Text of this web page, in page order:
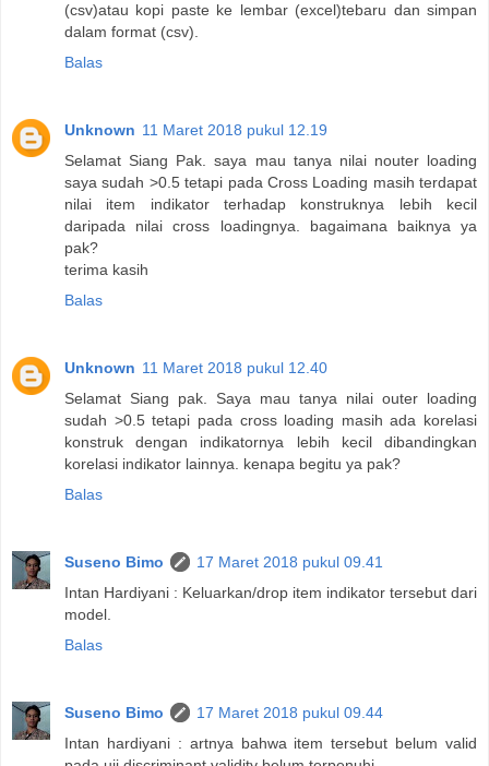
(csv)atau kopi paste ke lembar (excel)tebaru dan simpan
dalam format (csv).
Balas
Unknown 11 Maret 2018 pukul 12.19
Selamat Siang Pak. saya mau tanya nilai nouter loading
saya sudah >0.5 tetapi pada Cross Loading masih terdapat
nilai item indikator terhadap konstruknya lebih kecil
daripada nilai cross loadingnya. bagaimana baiknya ya
pak?
terima kasih
Balas
Unknown 11 Maret 2018 pukul 12.40
Selamat Siang pak. Saya mau tanya nilai outer loading
sudah >0.5 tetapi pada cross loading masih ada korelasi
konstruk dengan indikatornya lebih kecil dibandingkan
korelasi indikator lainnya. kenapa begitu ya pak?
Balas
Suseno Bimo
17 Maret 2018 pukul 09.41
Intan Hardiyani : Keluarkan/drop item indikator tersebut dari
model.
Balas
Suseno Bimo
17 Maret 2018 pukul 09.44
Intan hardiyani : artnya bahwa item tersebut belum valid